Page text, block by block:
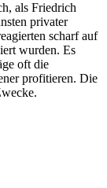
als Friedrich
privater
scharf auf
wurden. Es
oft die
profitieren. Die